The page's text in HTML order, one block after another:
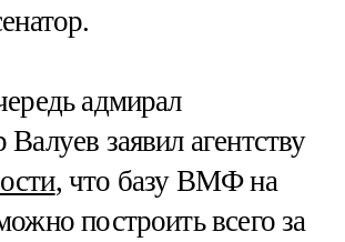
адмирал
заявил агентству
, что базу ВМФ на
построить всего за